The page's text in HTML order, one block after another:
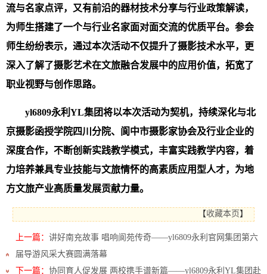
流与名家点评，又有前沿的器材技术分享与行业政策解读，
为师生搭建了一个与行业名家面对面交流的优质平台。参会
师生纷纷表示，通过本次活动不仅提升了摄影技术水平，更
深入了解了摄影艺术在文旅融合发展中的应用价值，拓宽了
职业视野与创作思路。
yl6809永利YL集团将以本次活动为契机，持续深化与北
京摄影函授学院四川分院、阆中市摄影家协会及行业企业的
深度合作，不断创新实践教学模式，丰富实践教学内容，着
力培养兼具专业技能与文旅情怀的高素质应用型人才，为地
方文旅产业高质量发展贡献力量。
【收藏本页 】
上一篇： 讲好南充故事 唱响阆苑传奇——yl6809永利官网集团第六
届导游风采大赛圆满落幕
下一篇： 协同育人促发展 两校携手谱新篇——yl6809永利YL集团赴